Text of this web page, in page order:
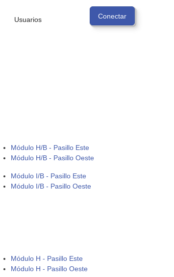
Usuarios
Módulo H/B - Pasillo Este
Módulo H/B - Pasillo Oeste
Módulo I/B - Pasillo Este
Módulo I/B - Pasillo Oeste
Módulo H - Pasillo Este
Módulo H - Pasillo Oeste